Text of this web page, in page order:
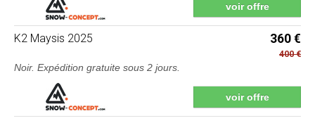
voir offre
K2 Maysis 2025 360 €
400 €
Noir. Expédition gratuite sous 2 jours.
voir offre